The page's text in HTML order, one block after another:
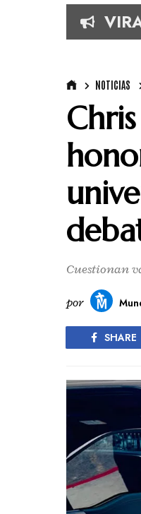
NOTICIAS
Cuestionan
por
SHARE